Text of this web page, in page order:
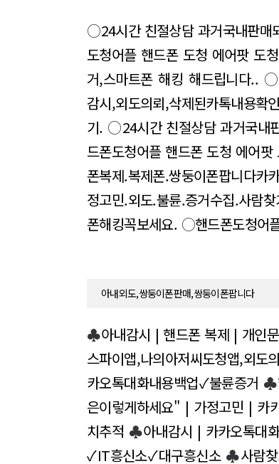
○24시간 친절상담 과거국내판
도청어플 핸드폰 도청 에어팟 도
거,스마트폰 해킹 해드립니다.. ○
감시,외도의뢰,삭제된카톡내용확
기. ○24시간 친절상담 과거국내
드폰도청어플 핸드폰 도청 에어팟
폰복제.복제폰.쌍둥이폰팝니다카
정고민.외도.불륜.증거수집.사람
폰해킹꼭보세요. ○핸드폰도청어
아내외도,쌍둥이폰판매,쌍둥이폰팝니다
♣아내감시 | 핸드폰 복제 | 개인
스파이앱,나의아저씨도청앱,외도
카오톡대화내용백업✓불륜증거 ♣
은이렇게하세요" | 가정고민 | 카
치추적 ♣아내감시 | 카카오톡대
✓IT흥신소✓대구흥신소♣사람